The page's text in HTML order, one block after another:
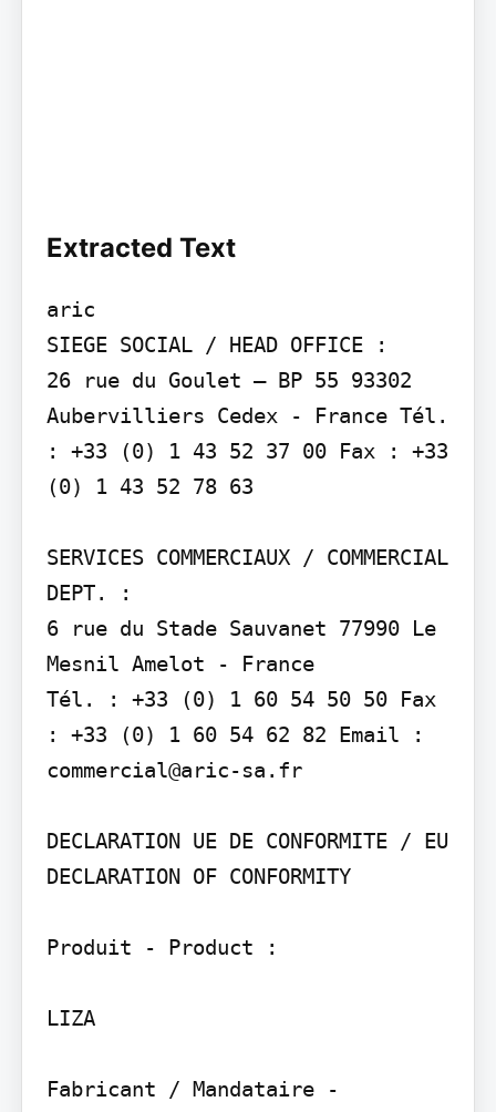
Extracted Text
aric
SIEGE SOCIAL / HEAD OFFICE :
26 rue du Goulet – BP 55 93302
Aubervilliers Cedex - France Tél.
: +33 (0) 1 43 52 37 00 Fax : +33
(0) 1 43 52 78 63
SERVICES COMMERCIAUX / COMMERCIAL
DEPT. :
6 rue du Stade Sauvanet 77990 Le
Mesnil Amelot - France
Tél. : +33 (0) 1 60 54 50 50 Fax
: +33 (0) 1 60 54 62 82 Email :
commercial@aric-sa.fr
DECLARATION UE DE CONFORMITE / EU
DECLARATION OF CONFORMITY
Produit - Product :
LIZA
Fabricant / Mandataire -